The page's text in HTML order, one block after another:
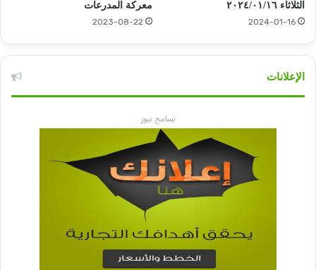
الثلاثاء ٢٠٢٤/٠١/١٦
2024-01-16
معركة المدرعات
2023-08-22
الإعلانات
تسامح نيوز